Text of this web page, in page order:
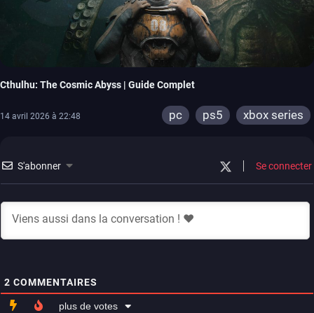
Cthulhu: The Cosmic Abyss | Guide Complet
14 avril 2026 à 22:48 pc ps5 xbox series
S'abonner Se connecter
2 COMMENTAIRES
plus de votes